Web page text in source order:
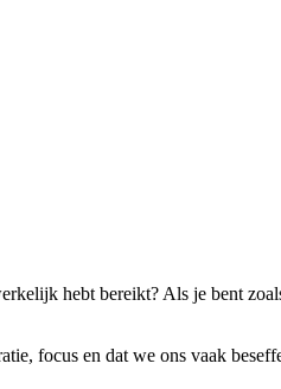
hebt bereikt? Als je bent
focus en dat we ons vaak